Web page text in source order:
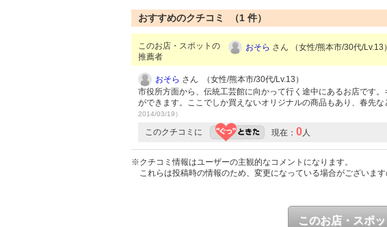
おすすめのクチコミ （1 件）
このお店・スポットの
推薦者
おそら さん （女性/熊本市/30代/Lv.13
おそら さん （女性/熊本市/30代/Lv.13）
市役所方面から、伝統工芸館に向かって行く途中にあるお店です
ができます。ここでしか買えないオリジナルの商品もあり、春先
2014/03/19）
このクチコミに 現在： 0人
※クチコミ情報はユーザーの主観的なコメントになります。
これらは投稿時の情報のため、変更になっている場合がございます
このお店・スポ